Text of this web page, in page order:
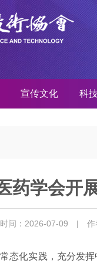
宣传文化 科
药学会开
间：2026-07-09 | 作
态化实践，充分发